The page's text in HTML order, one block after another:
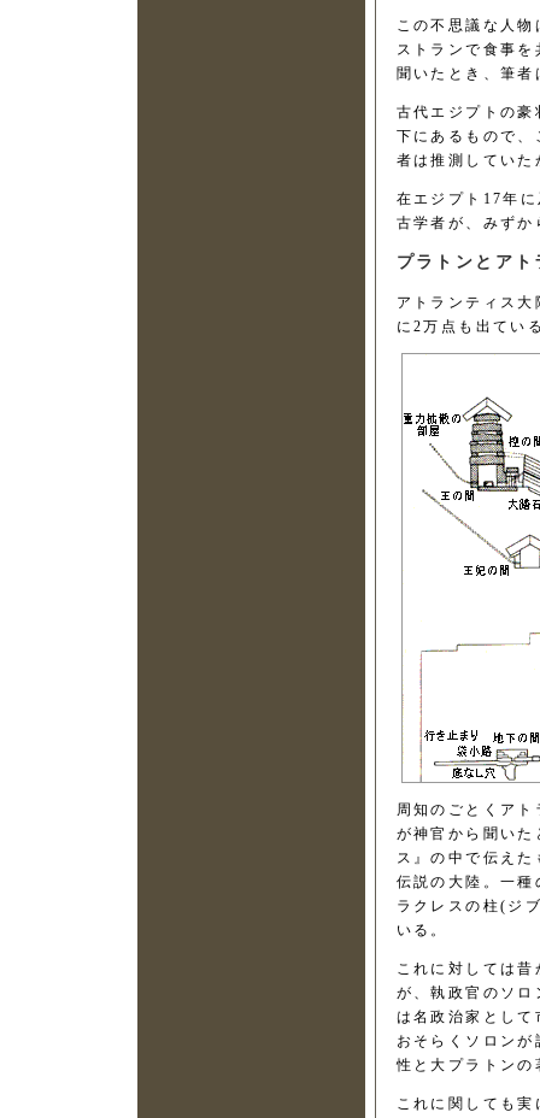
この不思議な人
ストランで食事
聞いたとき、筆
古代エジプトの
下にあるもので
者は推測していた
在エジプト17年
古学者が、みず
プラトンとアト
アトランティス
に2万点も出てい
周知のごとくア
が神官から聞い
ス』の中で伝え
伝説の大陸。一
ラクレスの柱(ジ
いる。
これに対しては
が、執政官のソ
は名政治家とし
おそらくソロン
性と大プラトン
これに関しても